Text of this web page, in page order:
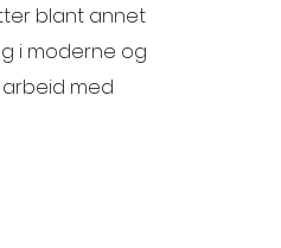
blant annet
i moderne og
arbeid med